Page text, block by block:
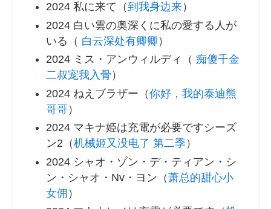
2024 私に来て（到我身边来）
2024 白い雲の奥深くに私の愛する人が
いる（ 白云深处有卿卿 ）
2024 ミス・アンウィルディ（ 痴傻千金
二叔宠我入骨 ）
2024 ねえブラザー（你好，我的泰迪熊
哥哥）
2024 マキナ姫は充電が必要ですシーズ
ン2（机械姬又没电了 第二季 ）
2024 シャオ・ゾン・デ・ティアン・シ
ン・シャオ・Nv・ヨン（萧总的甜心小
女佣 ）